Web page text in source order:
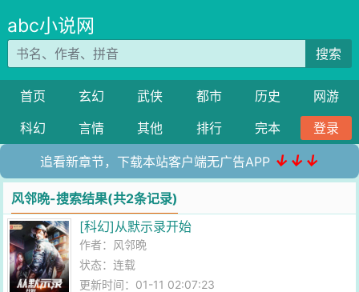
abc小说网
搜索
首页 玄幻 武侠 都市 历史
网游
科幻
言情 其他 排行 完本 登录
追看新章节，下载本站客户端无广告APP ↓↓↓
风邻晩-搜索结果(共2条记录)
[科幻]从默示录开始
作者： 风邻晩
状态：连载
更新时间：01-11 02:07:23